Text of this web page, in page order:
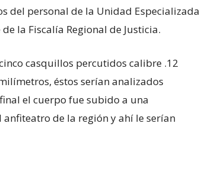
del personal de la Unidad Especializada
la Fiscalía Regional de Justicia.
casquillos percutidos calibre .12
éstos serían analizados
el cuerpo fue subido a una
de la región y ahí le serían